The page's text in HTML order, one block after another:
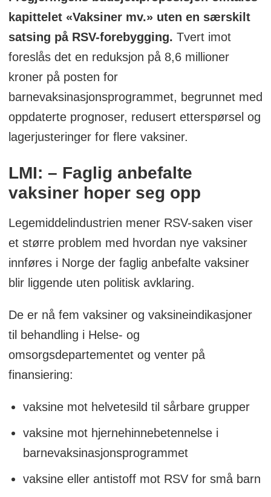
kapittelet «Vaksiner mv.» uten en særskilt
satsing på RSV-forebygging. Tvert imot
foreslås det en reduksjon på 8,6 millioner
kroner på posten for
barnevaksinasjonsprogrammet, begrunnet med
oppdaterte prognoser, redusert etterspørsel og
lagerjusteringer for flere vaksiner.
LMI: – Faglig anbefalte
vaksiner hoper seg opp
Legemiddelindustrien mener RSV-saken viser
et større problem med hvordan nye vaksiner
innføres i Norge der faglig anbefalte vaksiner
blir liggende uten politisk avklaring.
De er nå fem vaksiner og vaksineindikasjoner
til behandling i Helse- og
omsorgsdepartementet og venter på
finansiering:
vaksine mot helvetesild til sårbare grupper
vaksine mot hjernehinnebetennelse i
barnevaksinasjonsprogrammet
vaksine eller antistoff mot RSV for små barn